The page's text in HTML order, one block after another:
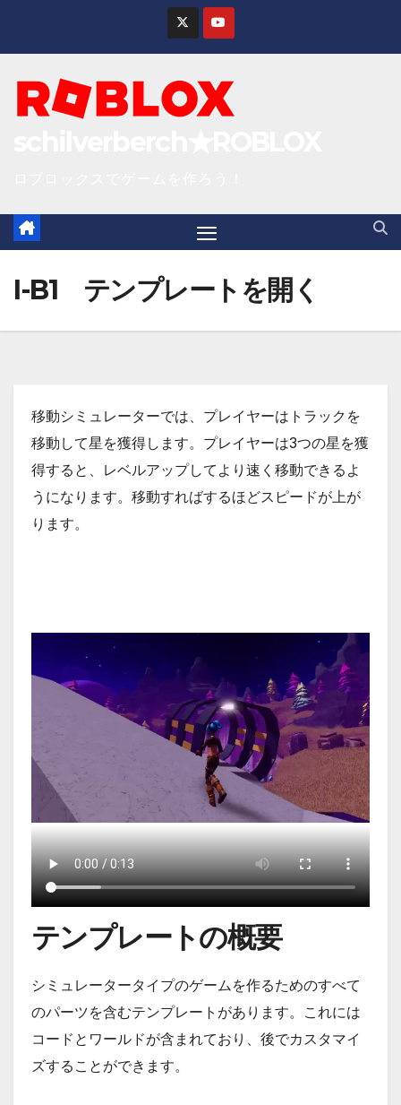
t
t
I-B1 テンプレートを開く
移動シミュレーターでは、プレイヤーはトラックを
移動して星を獲得します。プレイヤーは3つの星を獲
得すると、レベルアップしてより速く移動できるよ
うになります。移動すればするほどスピードが上が
ります。
テンプレートの概要
シミュレータータイプのゲームを作るためのすべて
のパーツを含むテンプレートがあります。これには
コードとワールドが含まれており、後でカスタマイ
ズすることができます。